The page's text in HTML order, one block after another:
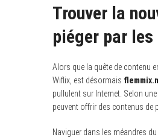
Trouver la
piéger par les
Alors que la quête de contenu
Wiflix, est désormais
pullulent sur Internet. Selon
peuvent offrir des contenus de
Naviguer dans les méandres